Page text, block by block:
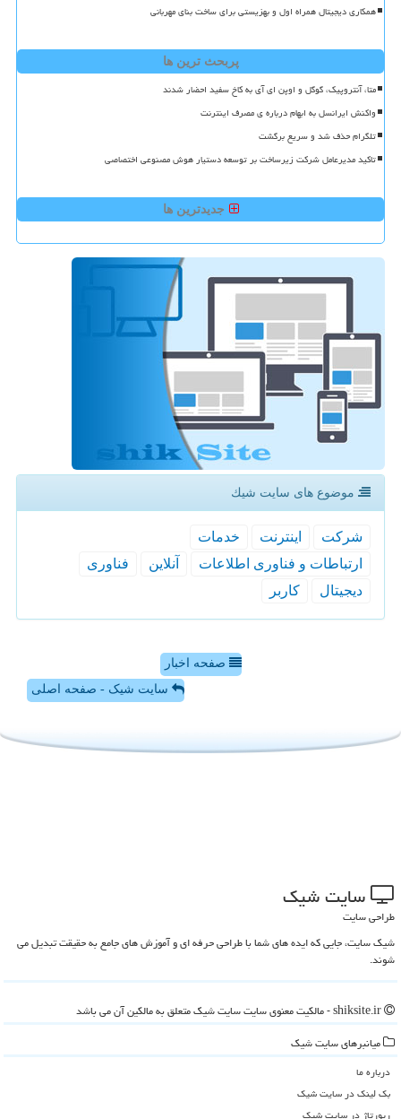
همکاری دیجیتال همراه اول و بهزیستی برای ساخت بنای مهربانی
پربحث ترین ها
متا، آنتروپیک، گوگل و اوپن ای آی به کاخ سفید احضار شدند
واکنش ایرانسل به ابهام درباره ی مصرف اینترنت
تلگرام حذف شد و سریع برگشت
تاکید مدیرعامل شرکت زیرساخت بر توسعه دستیار هوش مصنوعی اختصاصی
جدیدترین ها
موضوع های سایت شیك
شركت اینترنت
خدمات
ارتباطات و فناوری اطلاعات
آنلاین
فناوری
دیجیتال
كاربر
صفحه اخبار
سایت شیک - صفحه اصلی
سایت شیك
طراحی سایت
شیک سایت، جایی که ایده های شما با طراحی حرفه ای و آموزش های جامع به حقیقت تبدیل می
شوند.
میانبرهای سایت شیك
درباره ما
بک لینک در سایت شیك
رپورتاژ در سایت شیك